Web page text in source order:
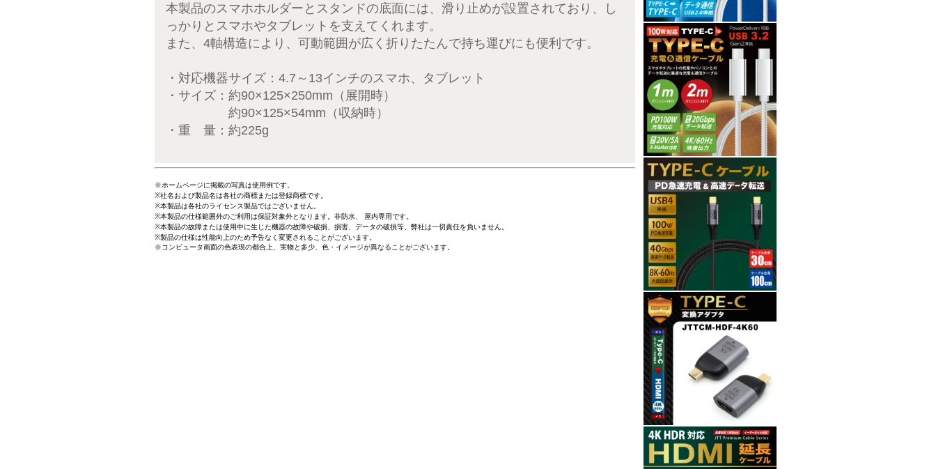
本製品のスマホホルダーとスタンドの底面には、滑り止めが設置されており、し
っかりとスマホやタブレットを支えてくれます。
また、4軸構造により、可動範囲が広く折りたたんで持ち運びにも便利です。
・対応機器サイズ：4.7～13インチのスマホ、タブレット
・サイズ：約90×125×250mm（展開時）
約90×125×54mm（収納時）
・重 量：約225g
※ホームページに掲載の写真は使用例です。
※社名および製品名は各社の商標または登録商標です。
※本製品は各社のライセンス製品ではございません。
※本製品の仕様範囲外のご利用は保証対象外となります。非防水、 屋内専用です。
※本製品の故障または使用中に生じた機器の故障や破損、損害、データの破損等、弊社は一切責任を負いません。
※製品の仕様は性能向上のため予告なく変更されることがございます。
※コンピュータ画面の色表現の都合上、実物と多少、色・イメージが異なることがございます。